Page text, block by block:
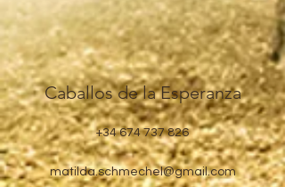
Caballos de la Esperanza
+34 674 737 826
matilda.schmechel@gmail.com